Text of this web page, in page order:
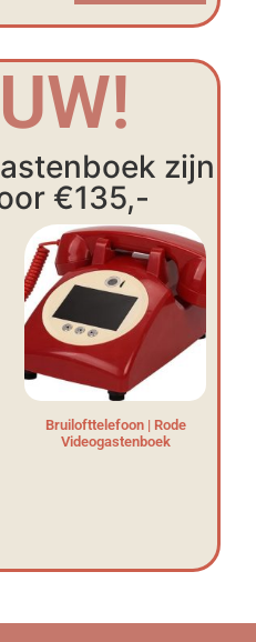
zijn
€135,-
Bruilofttelefoon | Rode
Videogastenboek